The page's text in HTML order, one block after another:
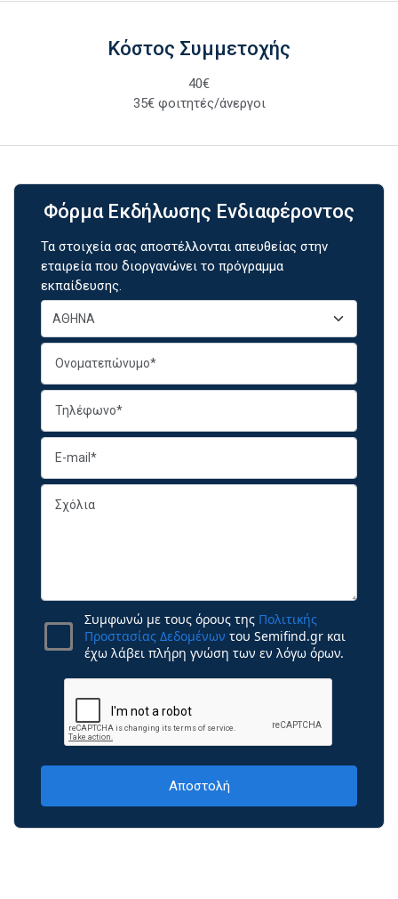
Κόστος Συμμετοχής
40€
35€ φοιτητές/άνεργοι
Φόρμα Εκδήλωσης Ενδιαφέροντος
Τα στοιχεία σας αποστέλλονται απευθείας στην
εταιρεία που διοργανώνει το πρόγραμμα
εκπαίδευσης.
Συμφωνώ με τους όρους της Πολιτικής
Προστασίας Δεδομένων του Semifind.gr και
έχω λάβει πλήρη γνώση των εν λόγω όρων.